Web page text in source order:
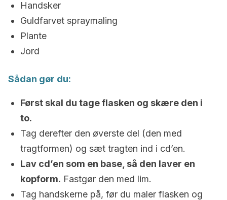
Handsker
Guldfarvet spraymaling
Plante
Jord
Sådan gør du:
Først skal du tage flasken og skære den i
to.
Tag derefter den øverste del (den med
tragtformen) og sæt tragten ind i cd’en.
Lav cd’en som en base, så den laver en
kopform. Fastgør den med lim.
Tag handskerne på, før du maler flasken og